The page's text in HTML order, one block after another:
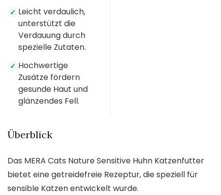
✓ Leicht verdaulich,
unterstützt die
Verdauung durch
spezielle Zutaten.
✓ Hochwertige
Zusätze fördern
gesunde Haut und
glänzendes Fell.
Überblick
Das MERA Cats Nature Sensitive Huhn Katzenfutter
bietet eine getreidefreie Rezeptur, die speziell für
sensible Katzen entwickelt wurde.